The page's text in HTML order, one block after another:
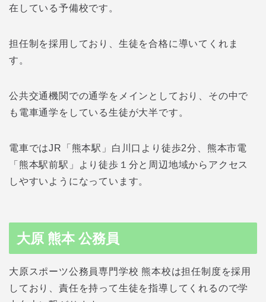
在している予備校です。
担任制を採用しており、生徒を合格に導いてくれま
す。
公共交通機関での通学をメインとしており、その中で
も電車通学をしている生徒が大半です。
電車ではJR「熊本駅」白川口より徒歩2分、熊本市電
「熊本駅前駅」より徒歩１分と周辺地域からアクセス
しやすいようになっています。
大原 熊本 公務員
大原スポーツ公務員専門学校 熊本校は担任制度を採用
しており、責任を持って生徒を指導してくれるので学